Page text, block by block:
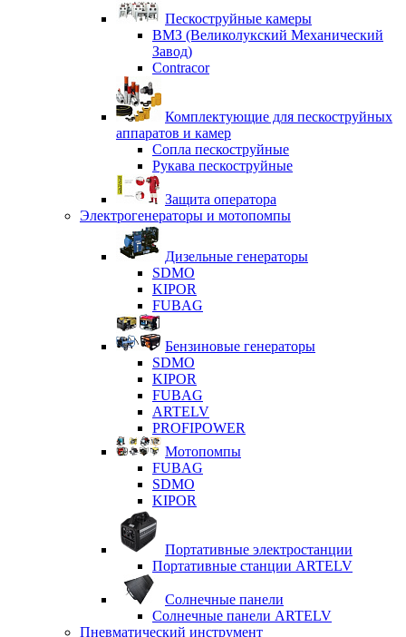
Пескоструйные камеры
ВМЗ (Великолукский Механический
Завод)
Contracor
Комплектующие для пескоструйных
аппаратов и камер
Сопла пескоструйные
Рукава пескоструйные
Защита оператора
Электрогенераторы и мотопомпы
Дизельные генераторы
SDMO
KIPOR
FUBAG
Бензиновые генераторы
SDMO
KIPOR
FUBAG
ARTELV
PROFIPOWER
Мотопомпы
FUBAG
SDMO
KIPOR
Портативные электростанции
Портативные станции ARTELV
Солнечные панели
Солнечные панели ARTELV
Пневматический инструмент